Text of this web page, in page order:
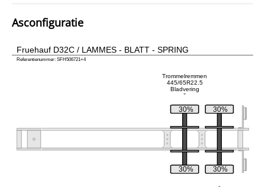
Asconfiguratie
Fruehauf D32C / LAMMES - BLATT - SPRING
Referentienummer: SFH506721+4
Trommelremmen
445/65R22.5
Bladvering
30%
30%
30%
30%